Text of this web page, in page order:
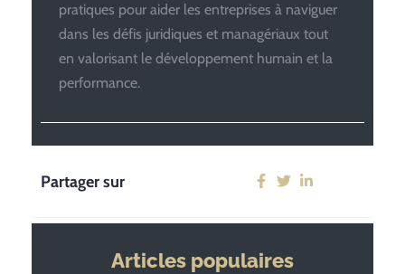
pratiques pour aider les entreprises à naviguer
dans les défis juridiques et managériaux tout
en valorisant le développement humain et la
performance.
Partager sur
Articles populaires